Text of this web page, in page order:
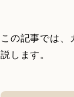
この記事では
説します。